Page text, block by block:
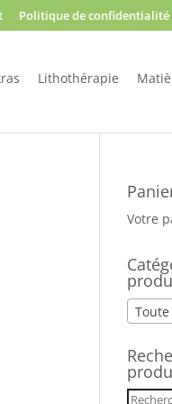
Politique de confidentialité
Lithothérapie
Votre